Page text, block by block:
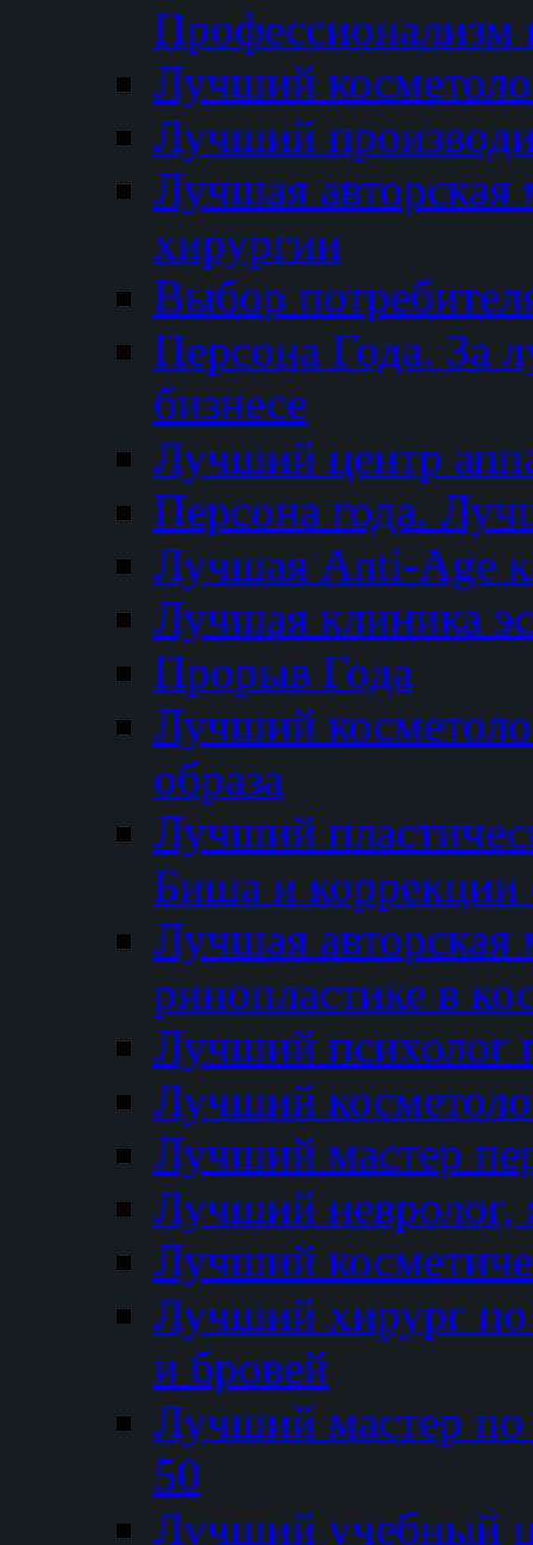
Профессионализм
Лучший
Лучший
Лучшая авторская
хирургии
Выбор
Персона Года. За
бизнесе
Лучший центр
Персона года.
Лучшая Anti-Age
Лучшая клиника
Прорыв Года
Лучший
образа
Лучший
Биша и коррекции
Лучшая авторская
ринопластике в
Лучший психолог
Лучший
Лучший мастер
Лучший невролог,
Лучший
Лучший хирург по
и бровей
Лучший мастер
50
Лучший